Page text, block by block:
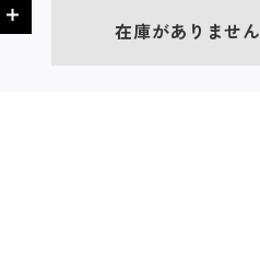
在庫がありません